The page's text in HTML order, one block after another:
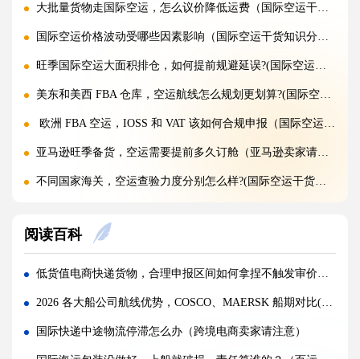
大批量货物走国际空运，怎么议价降低运费（国际空运干货知识分享）
国际空运价格波动受哪些因素影响（国际空运干货知识分享）
旺季国际空运大面积排仓，如何提前规避延误?(国际空运干货知识分享)
美东和美西 FBA 仓库，空运航线怎么规划更划算?(国际空运干货知识分享)
欧洲 FBA 空运，IOSS 和 VAT 该如何合规申报（国际空运干货知识分享）
亚马逊旺季备货，空运需要提前多久订舱（亚马逊卖家请注意）
不同国家海关，空运查验力度分别怎么样?(国际空运干货知识分享)
空运货物 AMS、ENS 预申报填错有什么后果?(国际空运干货知识分享)
空运品名申报错误，会面临哪些罚款与处罚?(国际空运干货知识分享)
国际空运货物被扣，最快多久可以清关放行?(国际空运干货知识分享)
国际空运计费重与实际重、体积重怎么换算（国际空运干货知识分享）
普通货物走国际空运最低多少公斤起运（不清楚的外贸人看过来）
阅读百科
低货值电商快递货物，合理申报区间如何拿捏不触发审价（国际快递干货知识分享）
2026 各大船公司航线优势，COSCO、MAERSK 船期对比(订舱选择建议)
国际快递中途物流停滞怎么办（跨境电商卖家请注意）